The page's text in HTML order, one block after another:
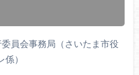
員会事務局（さいたま市役
）